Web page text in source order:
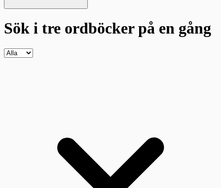
Sök i tre ordböckerpå en gång